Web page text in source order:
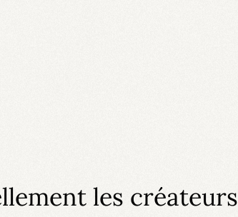
les créateurs